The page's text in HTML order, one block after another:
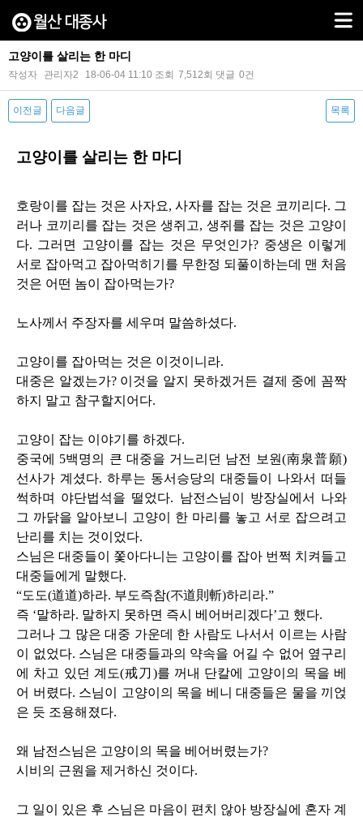
고양이를 살리는 한 마디
작성자 관리자2 18-06-04 11:10 조회 7,512회 댓글 0건
이전글 다음글 목록
고양이를 살리는 한 마디
호랑이를 잡는 것은 사자요, 사자를 잡는 것은 코끼리다. 그
러나 코끼리를 잡는 것은 생쥐고, 생쥐를 잡는 것은 고양이
다. 그러면 고양이를 잡는 것은 무엇인가? 중생은 이렇게
서로 잡아먹고 잡아먹히기를 무한정 되풀이하는데 맨 처음
것은 어떤 놈이 잡아먹는가?
노사께서 주장자를 세우며 말씀하셨다.
고양이를 잡아먹는 것은 이것이니라.
대중은 알겠는가? 이것을 알지 못하겠거든 결제 중에 꼼짝
하지 말고 참구할지어다.
고양이 잡는 이야기를 하겠다.
중국에
5백명의 큰 대중을 거느리던 남전 보원(南泉普願)
선사가 계셨다. 하루는 동서승당의 대중들이 나와서 떠들
썩하며 야단법석을 떨었다. 남전스님이 방장실에서 나와
그 까닭을 알아보니 고양이 한 마리를 놓고 서로 잡으려고
난리를 치는 것이었다.
스님은 대중들이 쫓아다니는 고양이를 잡아 번쩍 치켜들고
대중들에게 말했다.
“도도(道道)하라. 부도즉참(不道則斬)하리라.”
즉 ‘말하라. 말하지 못하면 즉시 베어버리겠다’고 했다.
그러나 그 많은 대중 가운데 한 사람도 나서서 이르는 사람
이 없었다. 스님은 대중들과의 약속을 어길 수 없어 옆구리
에 차고 있던 계도(戒刀 )를 꺼내 단칼에 고양이의 목을 베
어 버렸다. 스님이 고양이의 목을 베니 대중들은 물을 끼얹
은 듯 조용해졌다.
왜 남전스님은 고양이의 목을 베어버렸는가?
시비의 근원을 제거하신 것이다.
그 일이 있은 후 스님은 마음이 편치 않아 방장실에 혼자 계